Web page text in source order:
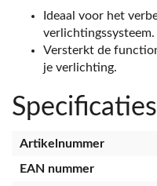
Ideaal voor het
verlichtingssysteem.
Versterkt de
je verlichting.
Specificaties
Artikelnummer
EAN nummer